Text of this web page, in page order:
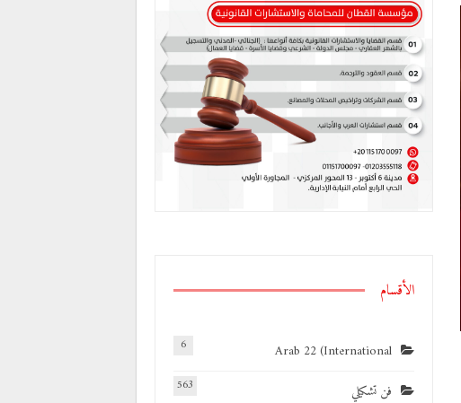
الأقسام
Arab 22 (International
6
فن تشكيلي 563